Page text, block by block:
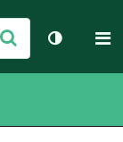
信
テーマを